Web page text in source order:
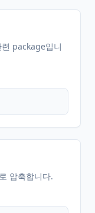
package입니
압축합니다.